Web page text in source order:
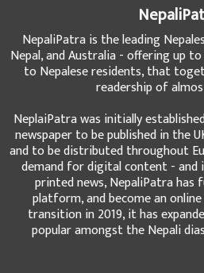
NepaliPatra is the leading
Nepal, and Australia - offering up
to Nepalese residents, that
readership of
NeplaiPatra was initially
newspaper to be published in the
and to be distributed throughout
demand for digital content - and
printed news, NepaliPatra has
platform, and become an
transition in 2019, it has
popular amongst the Nepali